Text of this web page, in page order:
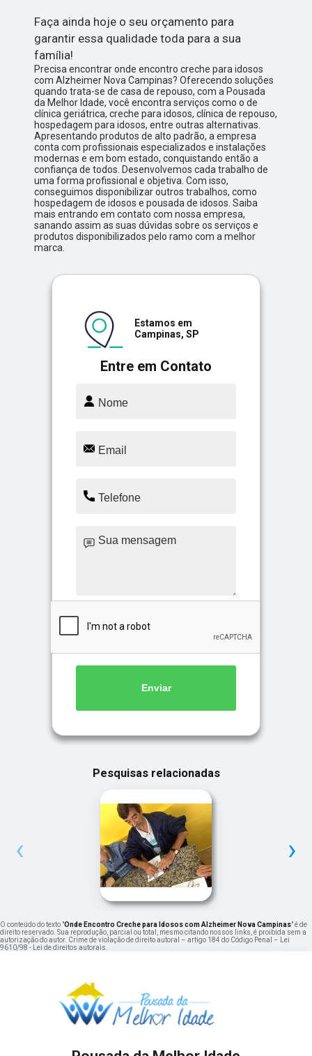
Faça ainda hoje o seu orçamento para
garantir essa qualidade toda para a sua
família!
Precisa encontrar onde encontro creche para idosos
com Alzheimer Nova Campinas? Oferecendo soluções
quando trata-se de casa de repouso, com a Pousada
da Melhor Idade, você encontra serviços como o de
clínica geriátrica, creche para idosos, clínica de repouso,
hospedagem para idosos, entre outras alternativas.
Apresentando produtos de alto padrão, a empresa
conta com profissionais especializados e instalações
modernas e em bom estado, conquistando então a
confiança de todos. Desenvolvemos cada trabalho de
uma forma profissional e objetiva. Com isso,
conseguimos disponibilizar outros trabalhos, como
hospedagem de idosos e pousada de idosos. Saiba
mais entrando em contato com nossa empresa,
sanando assim as suas dúvidas sobre os serviços e
produtos disponibilizados pelo ramo com a melhor
marca.
Entre em Contato
Estamos em
Campinas, SP
Enviar
Pesquisas relacionadas
‹ ›
O conteúdo do texto "Onde Encontro Creche para Idosos com Alzheimer Nova Campinas" é de
direito reservado. Sua reprodução, parcial ou total, mesmo citando nossos links, é proibida sem a
autorização do autor. Crime de violação de direito autoral – artigo 184 do Código Penal – Lei
9610/98 - Lei de direitos autorais.